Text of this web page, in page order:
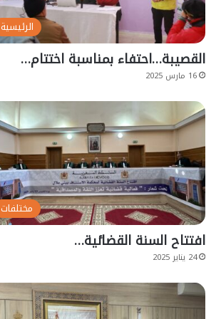
الرئيسية
القصيبة…احتفاء بمناسبة اختتام…
16 مارس 2025
مختلفات
افتتاح السنة القضائية…
24 يناير 2025